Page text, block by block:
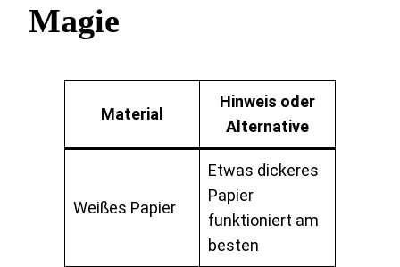
Magie
Material
Hinweis oder
Alternative
Weißes Papier
Etwas dickeres
Papier
funktioniert am
besten